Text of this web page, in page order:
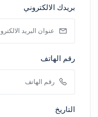
بريدك الالكتروني
رقم الهاتف
التاريخ